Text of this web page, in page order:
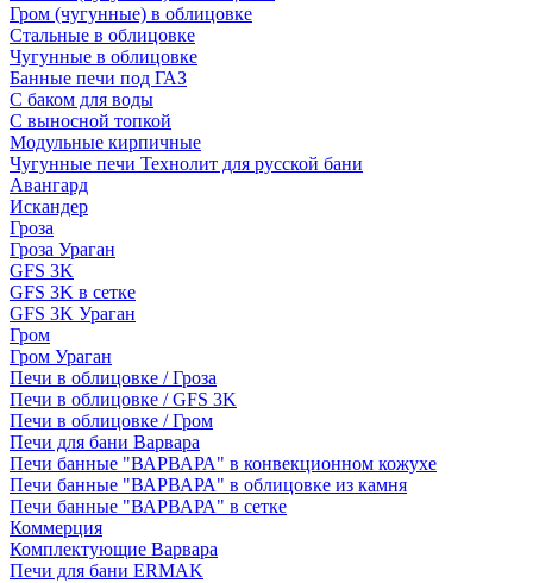
Гром (чугунные) в облицовке
Стальные в облицовке
Чугунные в облицовке
Банные печи под ГАЗ
С баком для воды
С выносной топкой
Модульные кирпичные
Чугунные печи Технолит для русской бани
Авангард
Искандер
Гроза
Гроза Ураган
GFS 3K
GFS 3K в сетке
GFS 3K Ураган
Гром
Гром Ураган
Печи в облицовке / Гроза
Печи в облицовке / GFS 3K
Печи в облицовке / Гром
Печи для бани Варвара
Печи банные "ВАРВАРА" в конвекционном кожухе
Печи банные "ВАРВАРА" в облицовке из камня
Печи банные "ВАРВАРА" в сетке
Коммерция
Комплектующие Варвара
Печи для бани ERMAK